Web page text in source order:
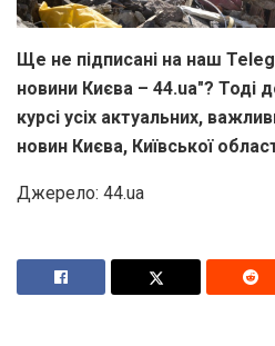
Ще не підписані на наш
новини Києва – 44.ua"? Тоді
курсі усіх актуальних,
новин Києва, Київської
Джерело: 44.ua